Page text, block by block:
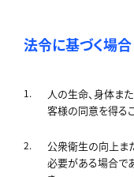
法令に基づく場合
人の生命、身体ま
客様の同意を得る
公衆衛生の向上ま
必要がある場合で